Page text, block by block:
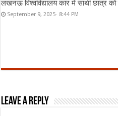
लखनऊ विश्वविद्यालय कार में साथी छात्र को
September 9, 2025- 8:44 PM
Leave a Reply